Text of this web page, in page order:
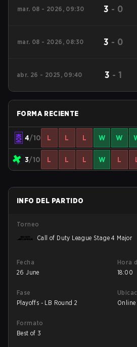
mar. 08 - 2026, 09:30 3 - 0
mar. 08 - 2026, 08:30 3 - 0
abr. 26 - 2025, 09:40 3 - 1
FORMA RECIENTE
4/10 L L L W W
3/10 L L L W L
INFO DEL PARTIDO
Torneo
Call of Duty League Stage 4 Major
Fecha
26 June
Hora
18:00
Fase
Playoffs - LB Round 2
Online
Formato
Best of 3